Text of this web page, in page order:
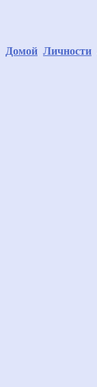
Домой Личности